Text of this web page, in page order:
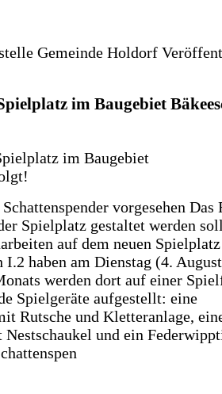
Gemeinde Holdorf
im Baugebiet
vorgesehen Das
Spielplatz gestaltet werden
auf dem neuen
I.2 haben am Dienstag (4.
werden dort auf einer
Spielgeräte aufgestellt: eine
Rutsche und Kletteranlage,
und ein